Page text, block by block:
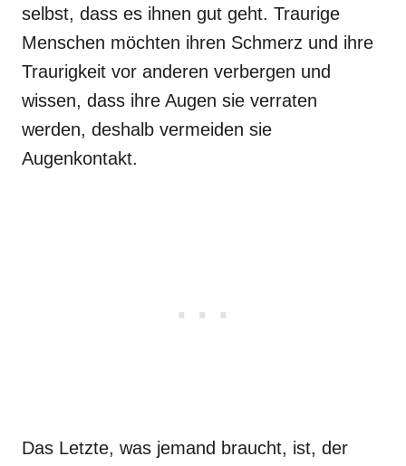
selbst, dass es ihnen gut geht. Traurige
Menschen möchten ihren Schmerz und ihre
Traurigkeit vor anderen verbergen und
wissen, dass ihre Augen sie verraten
werden, deshalb vermeiden sie
Augenkontakt.
Das Letzte, was jemand braucht, ist, der